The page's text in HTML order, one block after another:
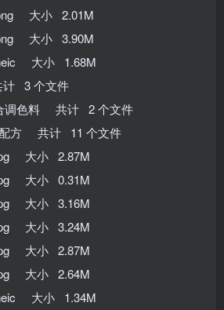
大小 2.01M
大小 3.90M
大小 1.68M
3 个文件
调色料 共计 2 个文件
配方 共计 11 个文件
大小 2.87M
大小 0.31M
大小 3.16M
大小 3.24M
大小 2.87M
大小 2.64M
大小 1.34M